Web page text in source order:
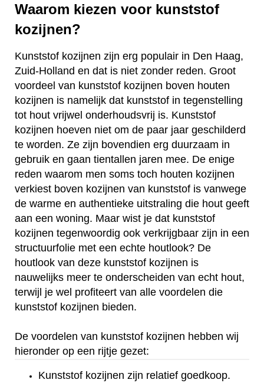
Waarom kiezen voor kunststof
kozijnen?
Kunststof kozijnen zijn erg populair in Den Haag,
Zuid-Holland en dat is niet zonder reden. Groot
voordeel van kunststof kozijnen boven houten
kozijnen is namelijk dat kunststof in tegenstelling
tot hout vrijwel onderhoudsvrij is. Kunststof
kozijnen hoeven niet om de paar jaar geschilderd
te worden. Ze zijn bovendien erg duurzaam in
gebruik en gaan tientallen jaren mee. De enige
reden waarom men soms toch houten kozijnen
verkiest boven kozijnen van kunststof is vanwege
de warme en authentieke uitstraling die hout geeft
aan een woning. Maar wist je dat kunststof
kozijnen tegenwoordig ook verkrijgbaar zijn in een
structuurfolie met een echte houtlook? De
houtlook van deze kunststof kozijnen is
nauwelijks meer te onderscheiden van echt hout,
terwijl je wel profiteert van alle voordelen die
kunststof kozijnen bieden.
De voordelen van kunststof kozijnen hebben wij
hieronder op een rijtje gezet:
Kunststof kozijnen zijn relatief goedkoop.